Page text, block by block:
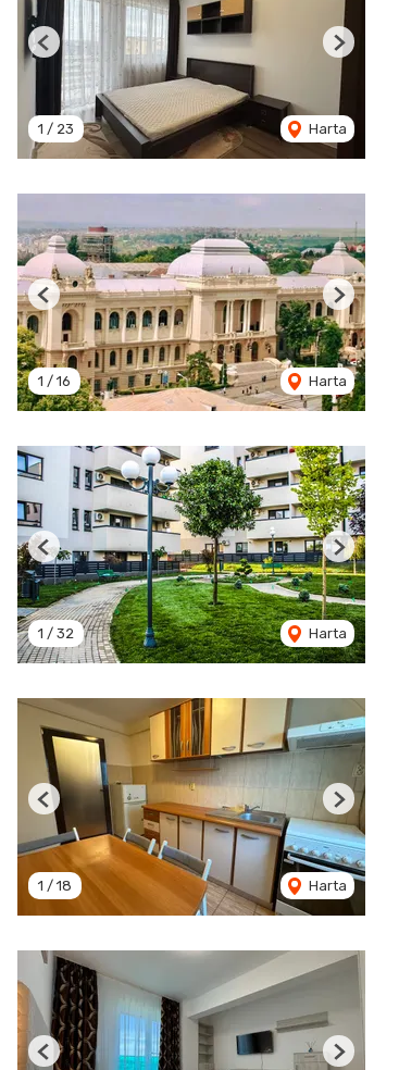
1 / 23 Harta
Previous Next
1 / 16 Harta
Previous Next
1 / 32 Harta
Previous Next
1 / 18 Harta
Previous Next
Previous Next